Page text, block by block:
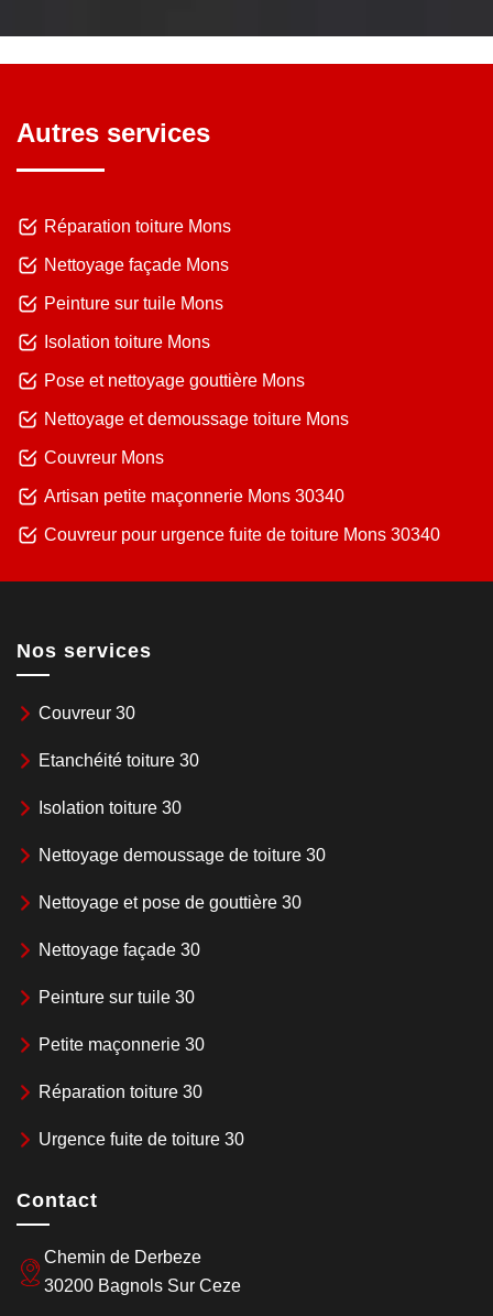
Autres services
Réparation toiture Mons
Nettoyage façade Mons
Peinture sur tuile Mons
Isolation toiture Mons
Pose et nettoyage gouttière Mons
Nettoyage et demoussage toiture Mons
Couvreur Mons
Artisan petite maçonnerie Mons 30340
Couvreur pour urgence fuite de toiture Mons 30340
Nos services
Couvreur 30
Etanchéité toiture 30
Isolation toiture 30
Nettoyage demoussage de toiture 30
Nettoyage et pose de gouttière 30
Nettoyage façade 30
Peinture sur tuile 30
Petite maçonnerie 30
Réparation toiture 30
Urgence fuite de toiture 30
Contact
Chemin de Derbeze
30200 Bagnols Sur Ceze